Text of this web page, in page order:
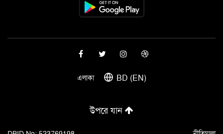
এলাকা BD (EN)
উপরে যান